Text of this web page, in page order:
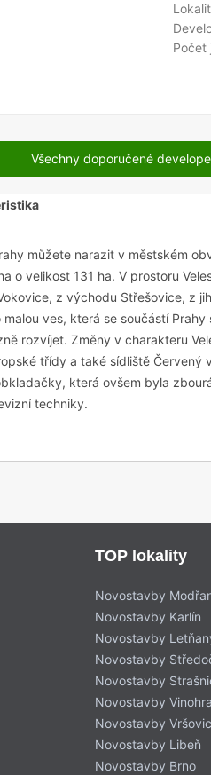
Všechny doporučené
můžete narazit v městském
o velikost 131 ha. V prostoru
z východu Střešovice, z
malou ves, která se součástí
rozvíjet. Změny v charakteru
třídy a také sídliště Červený
která ovšem byla
techniky.
ulici. Tento zámek dlouhá
středověké nebarokní
purkrabství. V 1. polovině 18.
Dílo budoval slavný stavitel
budovy náležející k
křídla. Na počátku 20.
byla budova používána i
že touto lokalitou vedla Lánská
ní vznikla dnešní vlaková
Nádraží Veleslavín na Evropské
a U Zvoničky, dále Zvonička
Daniela Adama z Veleslavína v
TOP lokality
Novostavby
Novostavby Karlín
Novostavby
Novostavby
Novostavby
Novostavby
Novostavby
Novostavby Libeň
Novostavby Brno